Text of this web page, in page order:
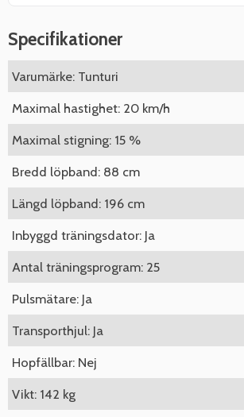
Specifikationer
Varumärke: Tunturi
Maximal hastighet: 20 km/h
Maximal stigning: 15 %
Bredd löpband: 88 cm
Längd löpband: 196 cm
Inbyggd träningsdator: Ja
Antal träningsprogram: 25
Pulsmätare: Ja
Transporthjul: Ja
Hopfällbar: Nej
Vikt: 142 kg